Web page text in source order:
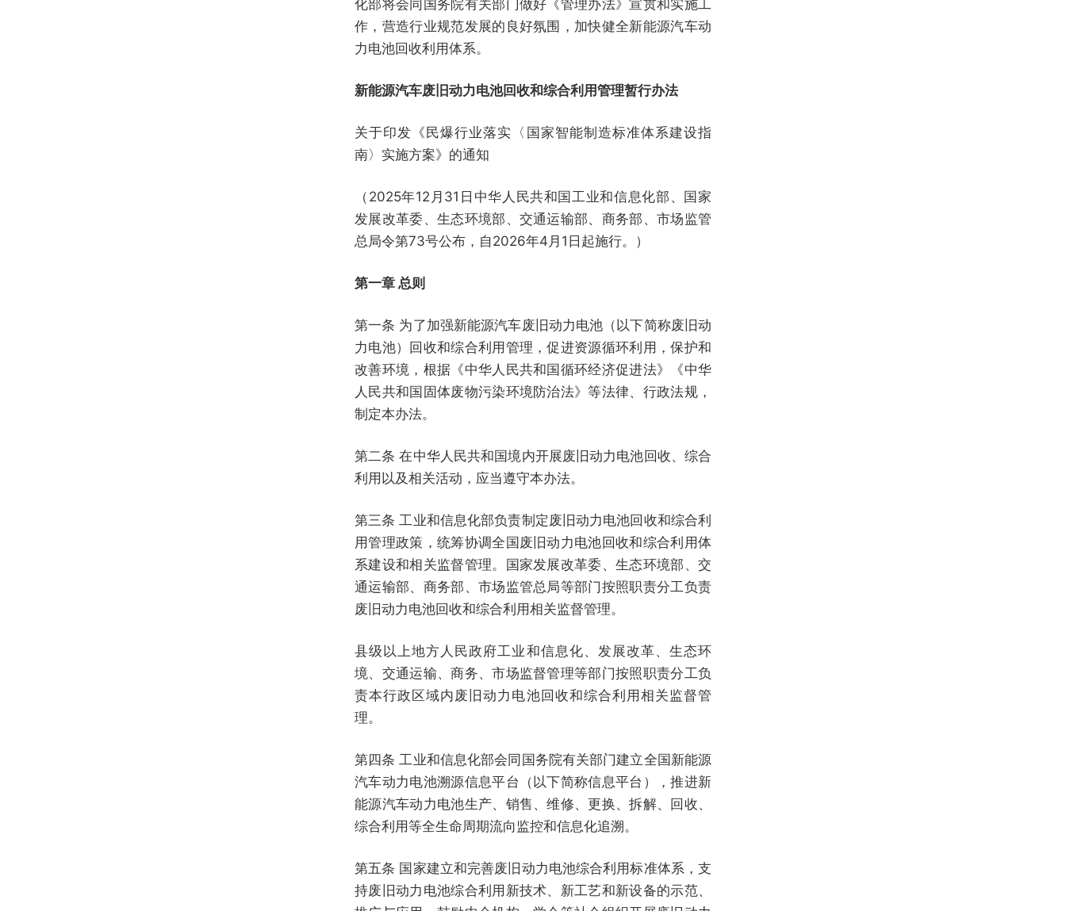
化部将会同国务院有关部门做好《管理办法》宣贯和实施工
作，营造行业规范发展的良好氛围，加快健全新能源汽车动
力电池回收利用体系。
新能源汽车废旧动力电池回收和综合利用管理暂行办法
关于印发《民爆行业落实〈国家智能制造标准体系建设指
南〉实施方案》的通知
（2025年12月31日中华人民共和国工业和信息化部、国家
发展改革委、生态环境部、交通运输部、商务部、市场监管
总局令第73号公布，自2026年4月1日起施行。）
第一章 总则
第一条 为了加强新能源汽车废旧动力电池（以下简称废旧动
力电池）回收和综合利用管理，促进资源循环利用，保护和
改善环境，根据《中华人民共和国循环经济促进法》《中华
人民共和国固体废物污染环境防治法》等法律、行政法规，
制定本办法。
第二条 在中华人民共和国境内开展废旧动力电池回收、综合
利用以及相关活动，应当遵守本办法。
第三条 工业和信息化部负责制定废旧动力电池回收和综合利
用管理政策，统筹协调全国废旧动力电池回收和综合利用体
系建设和相关监督管理。国家发展改革委、生态环境部、交
通运输部、商务部、市场监管总局等部门按照职责分工负责
废旧动力电池回收和综合利用相关监督管理。
县级以上地方人民政府工业和信息化、发展改革、生态环
境、交通运输、商务、市场监督管理等部门按照职责分工负
责本行政区域内废旧动力电池回收和综合利用相关监督管
理。
第四条 工业和信息化部会同国务院有关部门建立全国新能源
汽车动力电池溯源信息平台（以下简称信息平台），推进新
能源汽车动力电池生产、销售、维修、更换、拆解、回收、
综合利用等全生命周期流向监控和信息化追溯。
第五条 国家建立和完善废旧动力电池综合利用标准体系，支
持废旧动力电池综合利用新技术、新工艺和新设备的示范、